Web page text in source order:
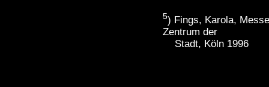
5) Fings, Karola,
Zentrum der
Stadt, Köln 1996